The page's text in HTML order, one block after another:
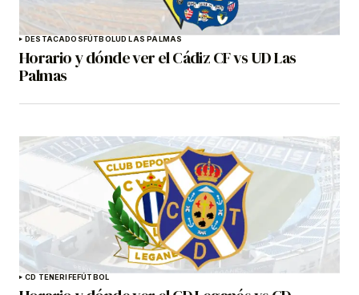
DESTACADOSFÚTBOLUD LAS PALMAS
Horario y dónde ver el Cádiz CF vs UD Las
Palmas
CD TENERIFEFÚTBOL